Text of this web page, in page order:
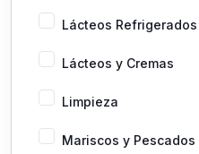
Lácteos Refrigerados
Lácteos y Cremas
Limpieza
Mariscos y Pescados